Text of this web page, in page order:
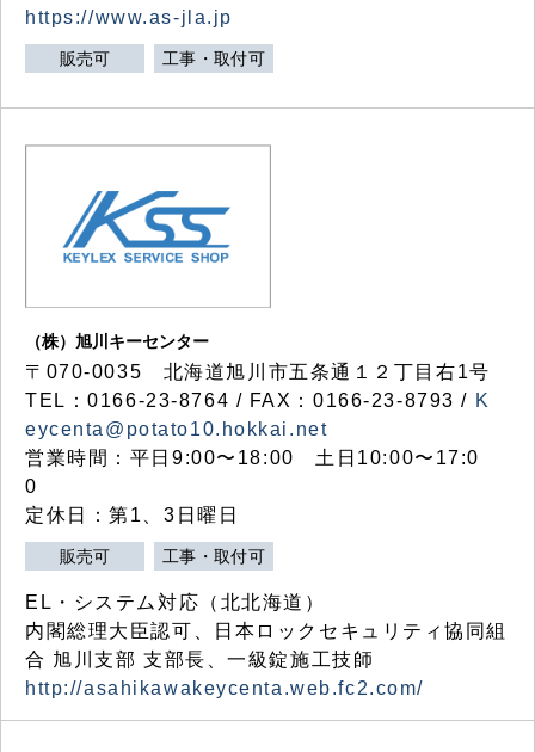
https://www.as-jla.jp
販売可 工事・取付可
（株）旭川キーセンター
〒070-0035 北海道旭川市五条通１２丁目右1号
TEL：0166-23-8764 / FAX：0166-23-8793 / K
eycenta@potato10.hokkai.net
営業時間：平日9:00〜18:00 土日10:00〜17:0
0
定休日：第1、3日曜日
販売可 工事・取付可
EL・システム対応（北北海道）
内閣総理大臣認可、日本ロックセキュリティ協同組
合 旭川支部 支部長、一級錠施工技師
http://asahikawakeycenta.web.fc2.com/